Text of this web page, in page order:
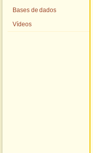
Bases de dados
Vídeos